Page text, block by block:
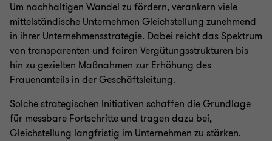
Um nachhaltigen Wandel zu fördern, verankern viele
mittelständische Unternehmen Gleichstellung zunehmend
in ihrer Unternehmensstrategie. Dabei reicht das Spektrum
von transparenten und fairen Vergütungsstrukturen bis
hin zu gezielten Maßnahmen zur Erhöhung des
Frauenanteils in der Geschäftsleitung.
Solche strategischen Initiativen schaffen die Grundlage
für messbare Fortschritte und tragen dazu bei,
Gleichstellung langfristig im Unternehmen zu stärken.